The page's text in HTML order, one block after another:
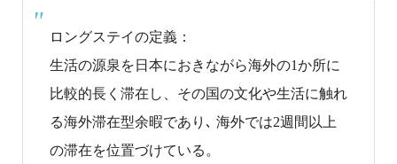
ロングステイの定義：
生活の源泉を日本におきながら海外の1か所に
比較的長く滞在し、その国の文化や生活に触れ
る海外滞在型余暇であり､ 海外では2週間以上
の滞在を位置づけている。